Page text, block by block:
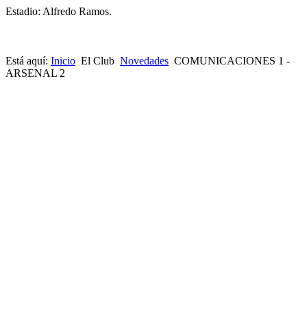
Estadio: Alfredo Ramos.
Está aquí: Inicio El Club Novedades COMUNICACIONES 1 -
ARSENAL 2